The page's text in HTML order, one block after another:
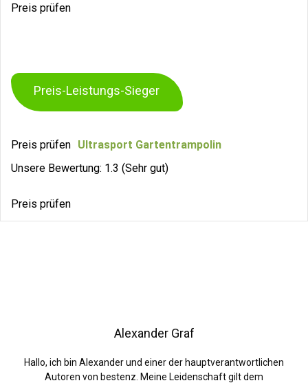
Preis prüfen
Preis-Leistungs-Sieger
Preis prüfen Ultrasport Gartentrampolin
Unsere Bewertung: 1.3 (Sehr gut)
Preis prüfen
Alexander Graf
Hallo, ich bin Alexander und einer der hauptverantwortlichen
Autoren von bestenz. Meine Leidenschaft gilt dem